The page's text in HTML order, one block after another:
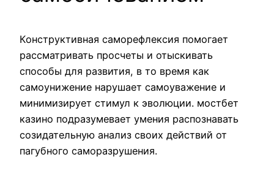
Конструктивная саморефлексия помогает
рассматривать просчеты и отыскивать
способы для развития, в то время как
самоунижение нарушает самоуважение и
минимизирует стимул к эволюции. мостбет
казино подразумевает умения распознавать
созидательную анализ своих действий от
пагубного саморазрушения.